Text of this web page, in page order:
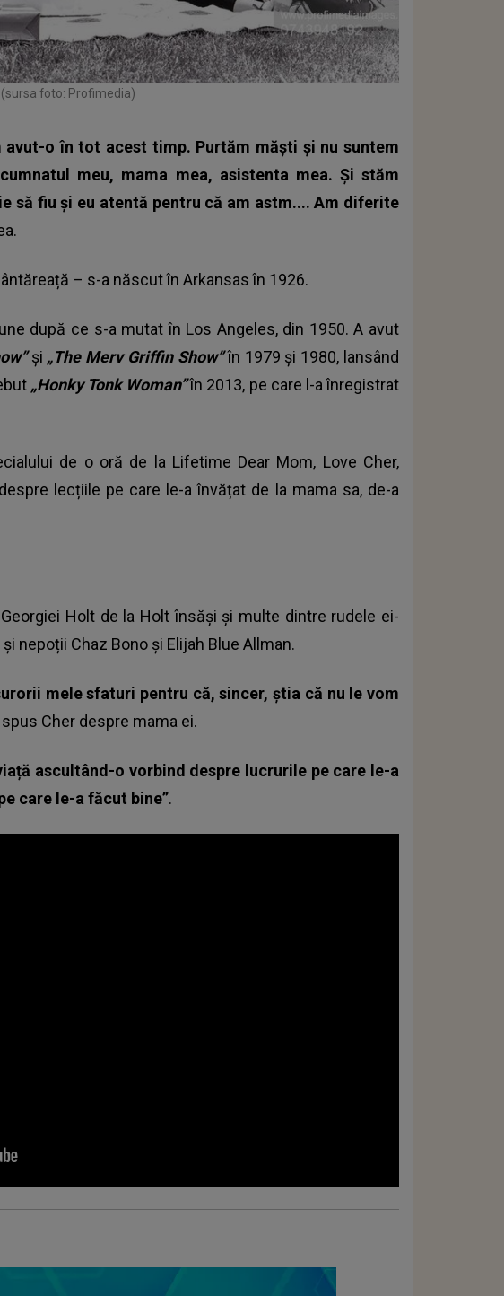
(sursa foto: Profimedia)
avut-o în tot acest timp. Purtăm măști și nu suntem
meu, mama mea, asistenta mea. Și stăm
să fiu și eu atentă pentru că am astm.... Am diferite
– s-a născut în Arkansas în 1926.
după ce s-a mutat în Los Angeles, din 1950. A avut
și „The Merv Griffin Show”în 1979 și 1980, lansând
„Honky Tonk Woman”în 2013, pe care l-a înregistrat
de o oră de la Lifetime Dear Mom, Love Cher,
lecțiile pe care le-a învățat de la mama sa, de-a
Holt de la Holt însăși și multe dintre rudele ei-
nepoții Chaz Bono și Elijah Blue Allman.
mele sfaturi pentru că, sincer, știa că nu le vom
spus Cher despre mama ei.
ascultând-o vorbind despre lucrurile pe care le-a
care le-a făcut bine”.